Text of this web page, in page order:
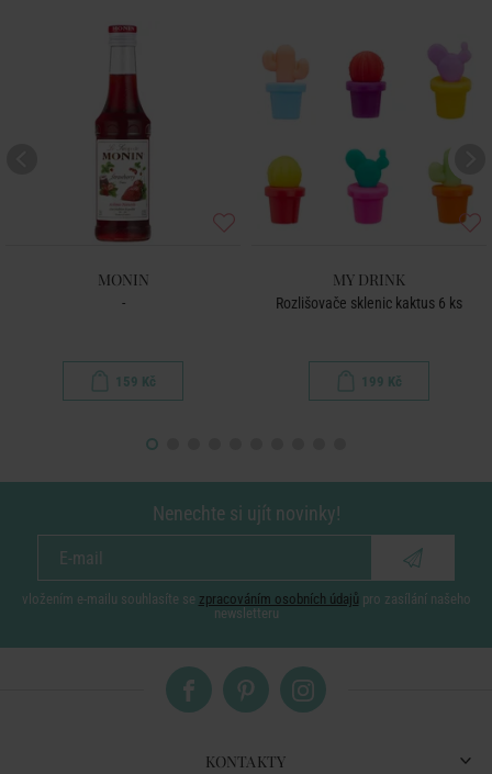
MONIN
-
159 Kč
MY DRINK
Rozlišovače sklenic kaktus 6 ks
199 Kč
Nenechte si ujít novinky!
vložením e-mailu souhlasíte se zpracováním osobních údajů pro zasílání našeho
newsletteru
KONTAKTY